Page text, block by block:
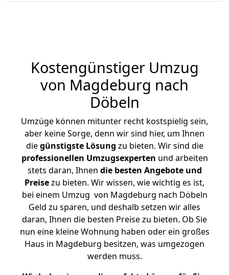
Kostengünstiger Umzug
von Magdeburg nach
Döbeln
Umzüge können mitunter recht kostspielig sein,
aber keine Sorge, denn wir sind hier, um Ihnen
diegünstigste Lösung zu bieten. Wir sind die
professionellen Umzugsexperten und arbeiten
stets daran, Ihnen die besten Angebote und
Preisezu bieten. Wir wissen, wie wichtig es ist,
bei einem Umzug von Magdeburg nach Döbeln
Geld zu sparen, und deshalb setzen wir alles
daran, Ihnen die besten Preise zu bieten. Ob Sie
nun eine kleine Wohnung haben oder ein großes
Haus in Magdeburg besitzen, was umgezogen
werden muss.